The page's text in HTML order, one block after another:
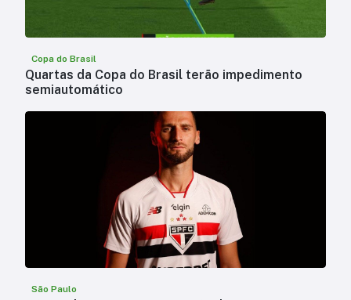
Copa do Brasil
Quartas da Copa do Brasil terão impedimento
semiautomático
São Paulo